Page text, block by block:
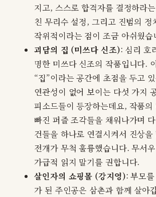
지고, 스스로 합격자를 결정하라
친 무리수 설정, 그리고 진범의 정
작위적이라는 점이 조금 아쉬웠습
괴담의 집 (미쓰다 신조): 심리 호
명한 미쓰다 신조의 작품입니다.
“집”이라는 공간에 초점을 두고
연관성이 없어 보이는 다섯 가지
피소드들이 등장하는데요, 작품의
빠진 퍼즐 조각들을 채워나가며
건들을 하나로 연결시켜서 진상
전개가 무척 훌륭했습니다. 무서
가급적 읽지 말기를 권합니다.
살인자의 쇼핑몰 (강지영): 부모
가 된 주인공은 삼촌과 함께 살아